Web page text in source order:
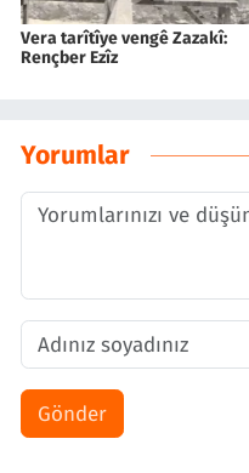
Vera tarîtîye vengê Zazakî:
Rençber Ezîz
Yorumlar
Gönder